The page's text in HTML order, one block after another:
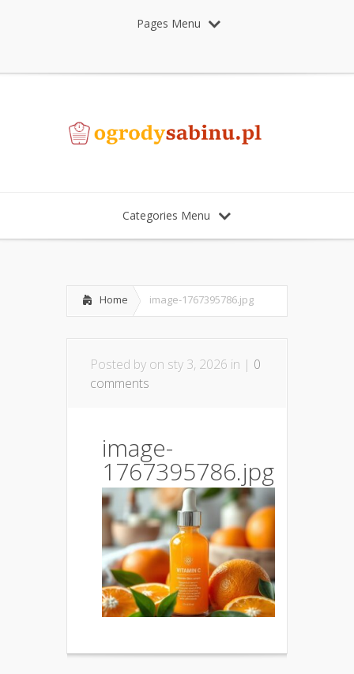
Pages Menu
Categories Menu
Home image-1767395786.jpg
Posted by on sty 3, 2026 in | 0
comments
image-
1767395786.jpg